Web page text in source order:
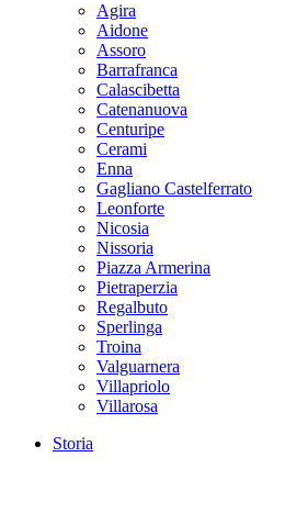
Agira
Aidone
Assoro
Barrafranca
Calascibetta
Catenanuova
Centuripe
Cerami
Enna
Gagliano Castelferrato
Leonforte
Nicosia
Nissoria
Piazza Armerina
Pietraperzia
Regalbuto
Sperlinga
Troina
Valguarnera
Villapriolo
Villarosa
Storia